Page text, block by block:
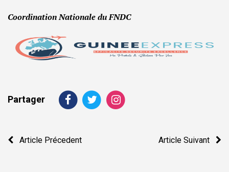
Coordination Nationale du FNDC
Partager
Navigation
Article Précedent Article Suivant